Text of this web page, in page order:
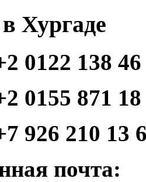
Хургаде
0122 138
18 46
13 64
почта: